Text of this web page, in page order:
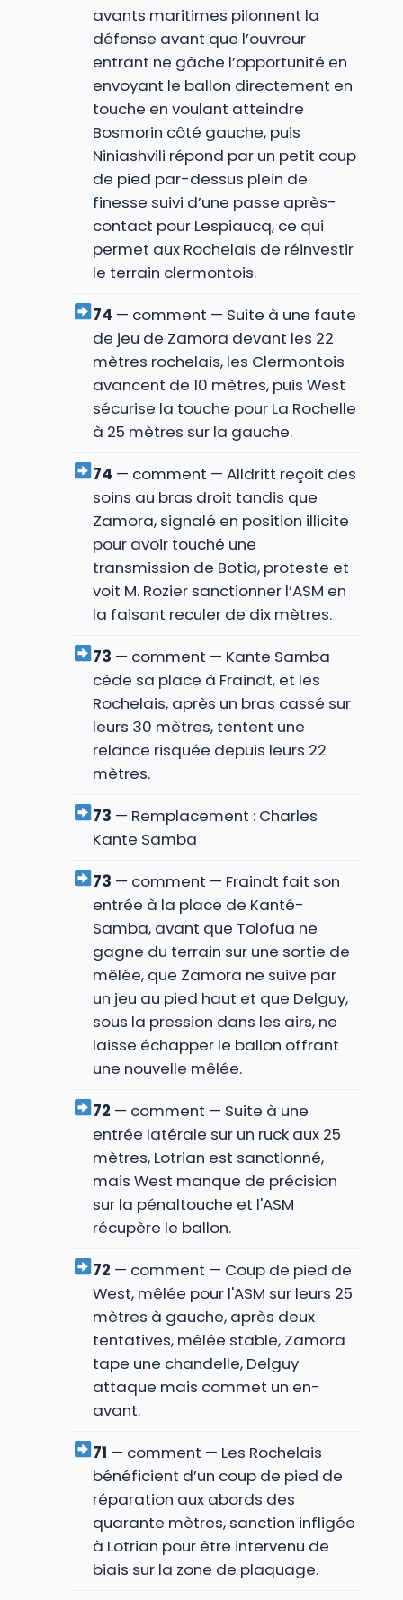
avants maritimes pilonnent la
défense avant que l’ouvreur
entrant ne gâche l’opportunité en
envoyant le ballon directement en
touche en voulant atteindre
Bosmorin côté gauche, puis
Niniashvili répond par un petit coup
de pied par-dessus plein de
finesse suivi d’une passe après-
contact pour Lespiaucq, ce qui
permet aux Rochelais de réinvestir
le terrain clermontois.
74 — comment — Suite à une faute
de jeu de Zamora devant les 22
mètres rochelais, les Clermontois
avancent de 10 mètres, puis West
sécurise la touche pour La Rochelle
à 25 mètres sur la gauche.
74 — comment — Alldritt reçoit des
soins au bras droit tandis que
Zamora, signalé en position illicite
pour avoir touché une
transmission de Botia, proteste et
voit M. Rozier sanctionner l’ASM en
la faisant reculer de dix mètres.
73 — comment — Kante Samba
cède sa place à Fraindt, et les
Rochelais, après un bras cassé sur
leurs 30 mètres, tentent une
relance risquée depuis leurs 22
mètres.
73 — Remplacement : Charles
Kante Samba
73 — comment — Fraindt fait son
entrée à la place de Kanté-
Samba, avant que Tolofua ne
gagne du terrain sur une sortie de
mêlée, que Zamora ne suive par
un jeu au pied haut et que Delguy,
sous la pression dans les airs, ne
laisse échapper le ballon offrant
une nouvelle mêlée.
72 — comment — Suite à une
entrée latérale sur un ruck aux 25
mètres, Lotrian est sanctionné,
mais West manque de précision
sur la pénaltouche et l'ASM
récupère le ballon.
72 — comment — Coup de pied de
West, mêlée pour l'ASM sur leurs 25
mètres à gauche, après deux
tentatives, mêlée stable, Zamora
tape une chandelle, Delguy
attaque mais commet un en-
avant.
71 — comment — Les Rochelais
bénéficient d’un coup de pied de
réparation aux abords des
quarante mètres, sanction infligée
à Lotrian pour être intervenu de
biais sur la zone de plaquage.